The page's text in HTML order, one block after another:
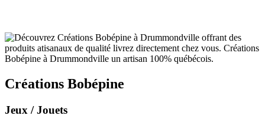
Créations Bobépine
Jeux / Jouets